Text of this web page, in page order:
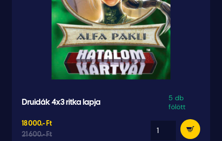
Druidák 4x3 ritka lapja
5 db
fölött
18 000.- Ft
21 600.- Ft